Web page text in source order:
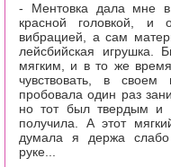
- Ментовка дала мне в
красной головкой,
вибрацией, а сам
лейсбийская игрушка.
мягким, и в то же
чувствовать, в
пробовала один раз
но тот был твердым и
получила. А этот
думала я держа
руке...